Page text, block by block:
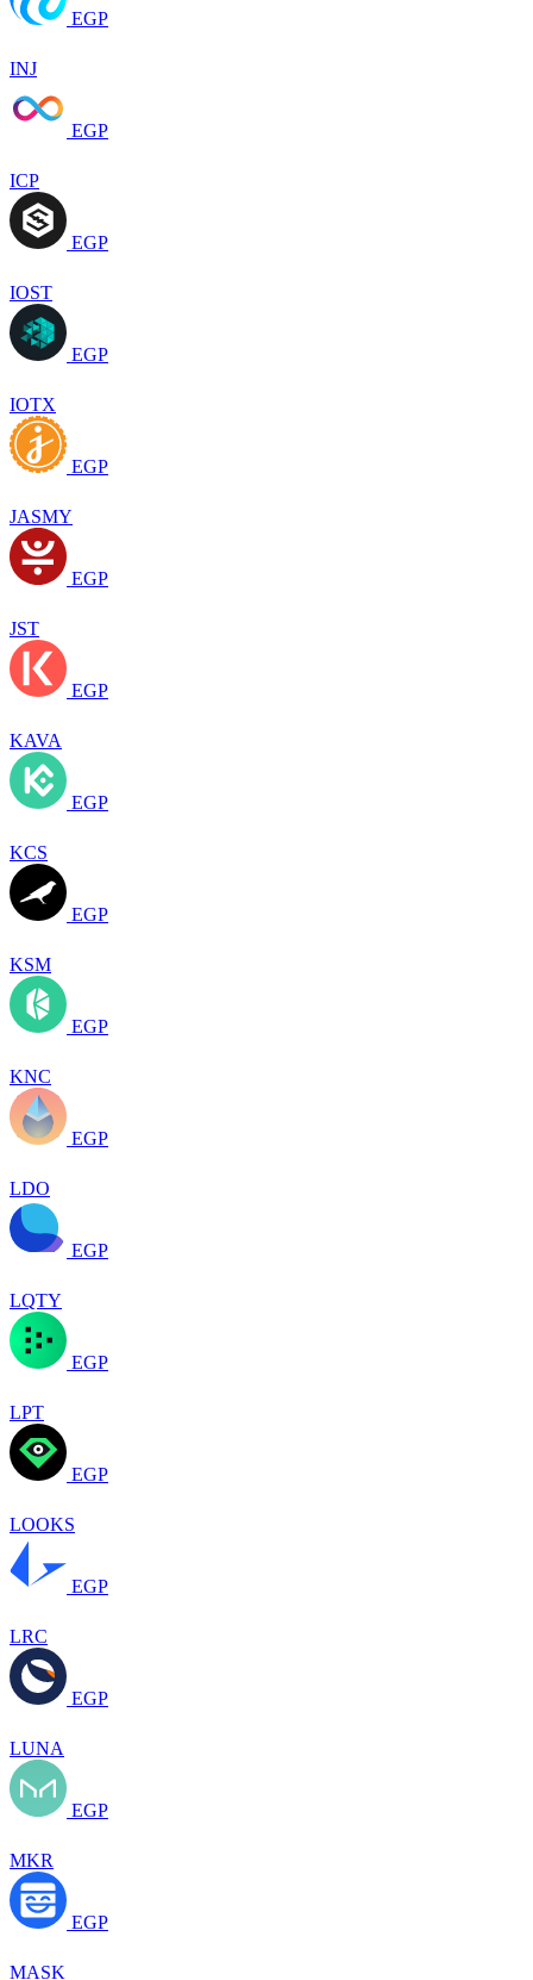
EGP
INJ
EGP
ICP
EGP
IOST
EGP
IOTX
EGP
JASMY
EGP
JST
EGP
KAVA
EGP
KCS
EGP
KSM
EGP
KNC
EGP
LDO
EGP
LQTY
EGP
LPT
EGP
LOOKS
EGP
LRC
EGP
LUNA
EGP
MKR
EGP
MASK